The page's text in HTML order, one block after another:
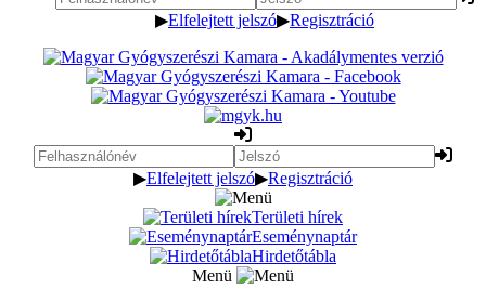
▶Elfelejtett jelszó▶Regisztráció
▶Elfelejtett jelszó▶Regisztráció
Területi hírek
Eseménynaptár
Hirdetőtábla
Menü